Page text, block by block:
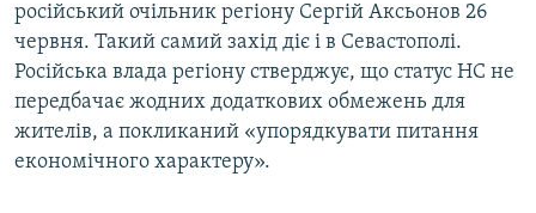
російський очільник регіону Сергій Аксьонов 26
червня. Такий самий захід діє і в Севастополі.
Російська влада регіону стверджує, що статус НС не
передбачає жодних додаткових обмежень для
жителів, а покликаний «упорядкувати питання
економічного характеру».